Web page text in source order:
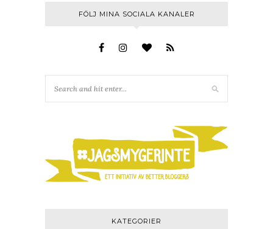
FÖLJ MINA SOCIALA KANALER
KATEGORIER